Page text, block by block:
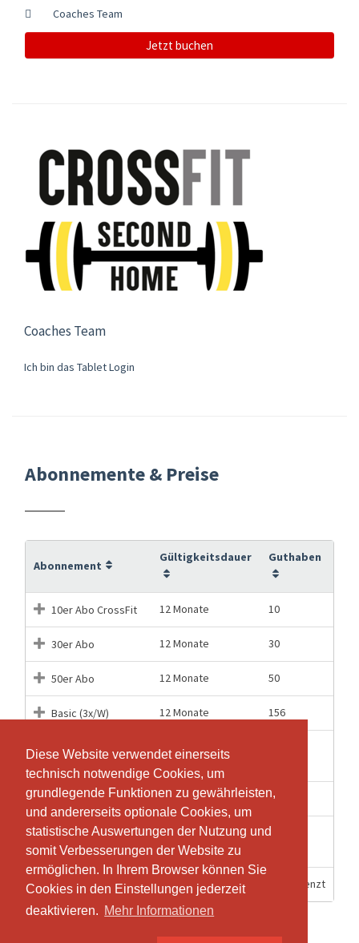
Diese Website verwendet einerseits
technisch notwendige Cookies, um
grundlegende Funktionen zu gewährleisten,
und andererseits optionale Cookies, um
statistische Auswertungen der Nutzung und
somit Verbesserungen der Website zu
ermöglichen. In Ihrem Browser können Sie
Cookies in den Einstellungen jederzeit
deaktivieren. Mehr Informationen
Diese Website verwendet einerseits
technisch notwendige Cookies, um
grundlegende Funktionen zu gewährleisten,
und andererseits optionale Cookies, um
statistische Auswertungen der Nutzung und
somit Verbesserungen der Website zu
ermöglichen. In Ihrem Browser können Sie
Cookies in den Einstellungen jederzeit
deaktivieren. Mehr Informationen
Coaches Team
Jetzt buchen
Coaches Team
Ich bin das Tablet Login
Abonnemente & Preise
Abonnement
Gültigkeitsdauer Guthaben
10er Abo CrossFit 12 Monate 10
30er Abo 12 Monate 30
50er Abo 12 Monate 50
Basic (3x/W) 12 Monate 156
Einzeleintritt
4 Wochen
Light (2x/W) 12 Monate 104
Probetraining /
Drop in
Unlimited 12 Monate Unbegrenzt